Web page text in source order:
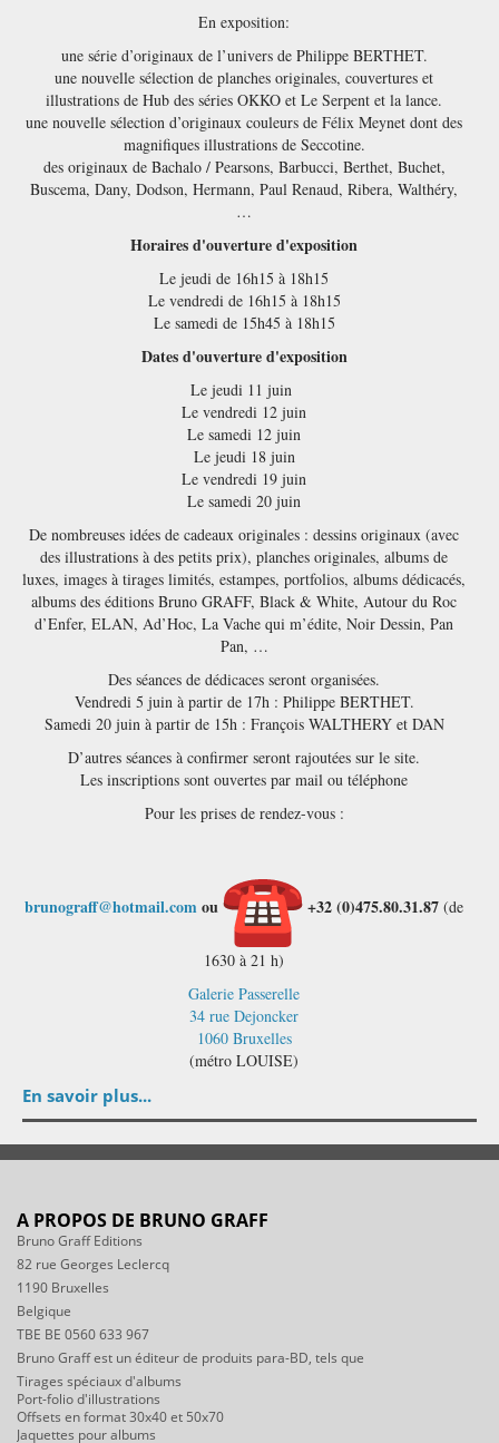
En exposition:
une série d’originaux de l’univers de Philippe BERTHET.
une nouvelle sélection de planches originales, couvertures et
illustrations de Hub des séries OKKO et Le Serpent et la lance.
une nouvelle sélection d’originaux couleurs de Félix Meynet dont des
magnifiques illustrations de Seccotine.
des originaux de Bachalo / Pearsons, Barbucci, Berthet, Buchet,
Buscema, Dany, Dodson, Hermann, Paul Renaud, Ribera, Walthéry,
…
Horaires d'ouverture d'exposition
Le jeudi de 16h15 à 18h15
Le vendredi de 16h15 à 18h15
Le samedi de 15h45 à 18h15
Dates d'ouverture d'exposition
Le jeudi 11 juin
Le vendredi 12 juin
Le samedi 12 juin
Le jeudi 18 juin
Le vendredi 19 juin
Le samedi 20 juin
De nombreuses idées de cadeaux originales : dessins originaux (avec
des illustrations à des petits prix), planches originales, albums de
luxes, images à tirages limités, estampes, portfolios, albums dédicacés,
albums des éditions Bruno GRAFF, Black & White, Autour du Roc
d’Enfer, ELAN, Ad’Hoc, La Vache qui m’édite, Noir Dessin, Pan
Pan, …
Des séances de dédicaces seront organisées.
Vendredi 5 juin à partir de 17h : Philippe BERTHET.
Samedi 20 juin à partir de 15h : François WALTHERY et DAN
D’autres séances à confirmer seront rajoutées sur le site.
Les inscriptions sont ouvertes par mail ou téléphone
Pour les prises de rendez-vous :
brunograff@hotmail.comou +32 (0)475.80.31.87 (de
1630 à 21 h)
Galerie Passerelle
34 rue Dejoncker
1060 Bruxelles
(métro LOUISE)
En savoir plus...
A PROPOS DE BRUNO GRAFF
Bruno Graff Editions
82 rue Georges Leclercq
1190 Bruxelles
Belgique
TBE BE 0560 633 967
Bruno Graff est un éditeur de produits para-BD, tels que
Tirages spéciaux d'albums
Port-folio d'illustrations
Offsets en format 30x40 et 50x70
Jaquettes pour albums